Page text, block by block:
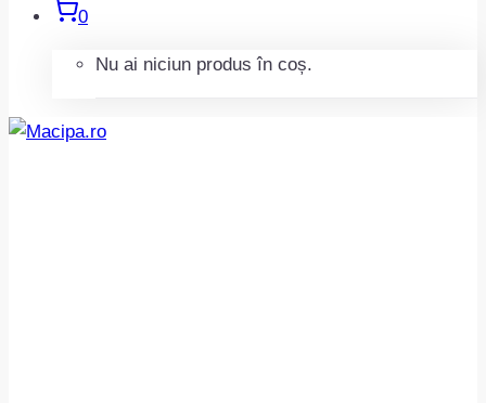
0
Nu ai niciun produs în coș.